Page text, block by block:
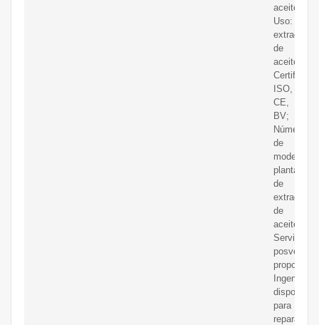
aceite;
Uso:
extracción
de
aceite;
ISO,
CE,
BV;
Número
de
modelo:
planta
de
extracción
de
aceite;
Servicio
posventa
Ingenieros
disponibles
para
reparar